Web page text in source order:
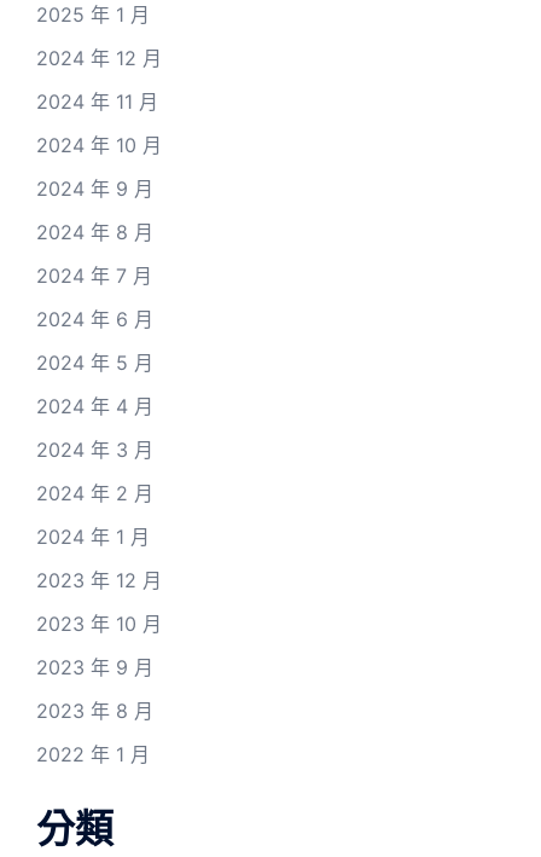
2025 年 1 月
2024 年 12 月
2024 年 11 月
2024 年 10 月
2024 年 9 月
2024 年 8 月
2024 年 7 月
2024 年 6 月
2024 年 5 月
2024 年 4 月
2024 年 3 月
2024 年 2 月
2024 年 1 月
2023 年 12 月
2023 年 10 月
2023 年 9 月
2023 年 8 月
2022 年 1 月
分類